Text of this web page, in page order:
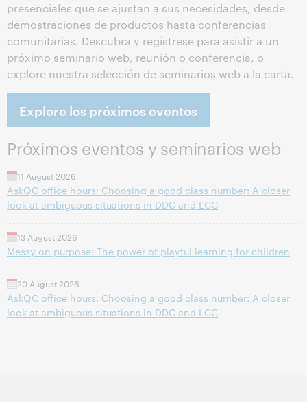
presenciales que se ajustan a sus necesidades, desde
demostraciones de productos hasta conferencias
comunitarias. Descubra y regístrese para asistir a un
próximo seminario web, reunión o conferencia, o
explore nuestra selección de seminarios web a la carta.
Explore los próximos eventos
Próximos eventos y seminarios web
11 August 2026
AskQC office hours: Choosing a good class number: A closer
look at ambiguous situations in DDC and LCC
13 August 2026
Messy on purpose: The power of playful learning for children
20 August 2026
AskQC office hours: Choosing a good class number: A closer
look at ambiguous situations in DDC and LCC